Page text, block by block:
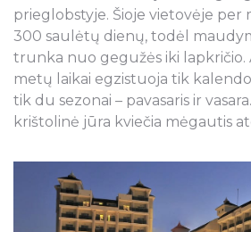
prieglobstyje. Šioje vietovėje per
300 saulėtų dienų, todėl
trunka nuo gegužės iki lapkričio.
metų laikai egzistuoja tik
tik du sezonai – pavasaris ir
krištolinė jūra kviečia mėgautis